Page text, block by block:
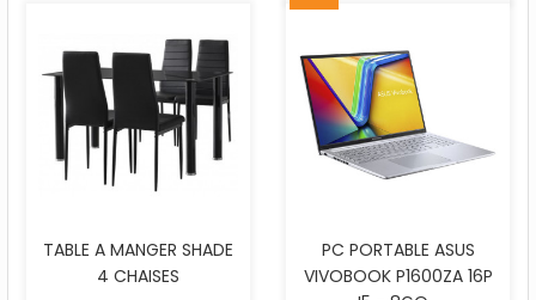
TABLE A MANGER SHADE
4 CHAISES
PC PORTABLE ASUS
VIVOBOOK P1600ZA 16P